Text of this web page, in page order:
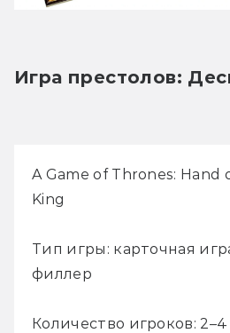
Игра престолов:
A Game of Thrones: Hand
King
Тип игры: карточная
филлер
Количество игроков: 2–4